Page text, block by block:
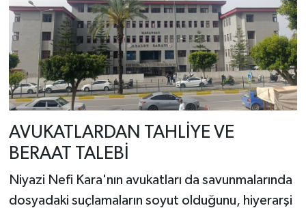
AVUKATLARDAN TAHLİYE VE
BERAAT TALEBİ
Niyazi Nefi Kara'nın avukatları da savunmalarında
dosyadaki suçlamaların soyut olduğunu, hiyerarşi